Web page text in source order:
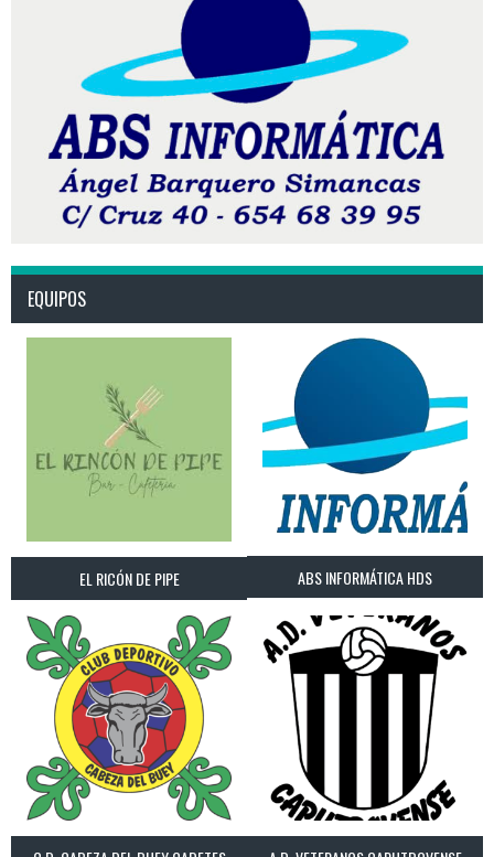
EQUIPOS
EL RICÓN DE PIPE ABS INFORMÁTICA HDS